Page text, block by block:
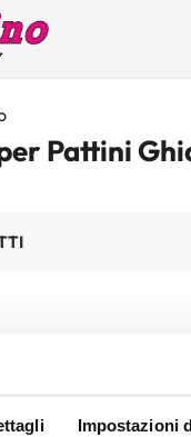
Impostazioni
Pattini